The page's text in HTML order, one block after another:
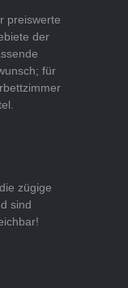
preiswerte
der
für
zügige
sind